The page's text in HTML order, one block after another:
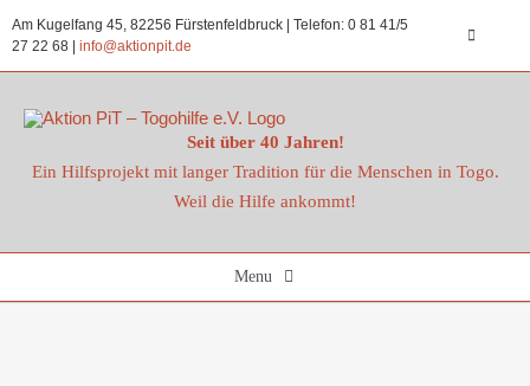
Inhalt
Am Kugelfang 45, 82256 Fürstenfeldbruck | Telefon: 0 81 41/5
27 22 68 | info@aktionpit.de
Toggle
Kontakt
Seit über 40 Jahren!
Ein Hilfsprojekt mit langer Tradition für die Menschen in Togo.
Weil die Hilfe ankommt!
Menu